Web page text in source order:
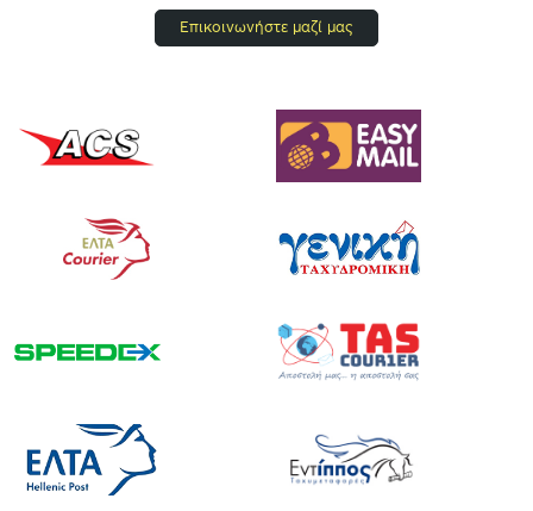
Επικοινωνήστε μαζί μας